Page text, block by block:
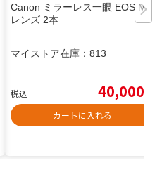
Canon ミラーレス一眼 EOS M
レンズ 2本
マイストア在庫： 813
税込 40,000
カートに入れる